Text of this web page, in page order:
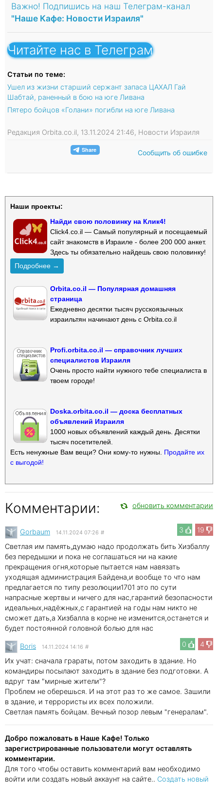
Важно! Подпишись на наш Телеграм-канал
"Наше Кафе: Новости Израиля"
Читайте нас в Телеграм
Статьи по теме:
Ушел из жизни старший сержант запаса ЦАХАЛ Гай
Шабтай, раненный в бою на юге Ливана
Пятеро бойцов «Голани» погибли на юге Ливана
Редакция Orbita.co.il, 13.11.2024 21:46, Новости Израиля
Сообщить об ошибке
Наши проекты:
Найди свою половинку на Клик4!
Click4.co.il — Самый популярный и посещаемый
сайт знакомств в Израиле - более 200 000 анкет.
Здесь ты обязательно найдешь свою половинку!
Подробнее →
Orbita.co.il — Популярная домашняя
страница
Ежедневно десятки тысяч русскоязычных
израильтян начинают день с Orbita.co.il
Profi.orbita.co.il — справочник лучших
специалистов Израиля
Очень просто найти нужного тебе специалиста в
твоем городе!
Doska.orbita.co.il — доска бесплатных
объявлений Израиля
1000 новых объявлений каждый день. Десятки
тысяч посетителей.
Есть ненужные Вам вещи? Они кому-то нужны. Продайте их
с выгодой!
Комментарии: обновить комментарии
3 19
Gorbaum 14.11.2024 07:26 #
Светлая им память,думаю надо продолжать бить Хизбаллу
без передышки и пока не соглашаться ни на какие
прекращения огня,которые пытается нам навязать
уходящая администрация Байдена,и вообще то что нам
предлагается по типу резолюции1701 это по сути
напрасные жертвы и ничего для нас,гарантий безопасности
идеальных,надёжных,с гарантией на годы нам никто не
сможет дать,а Хизбалла в корне не изменится,останется и
будет постоянной головной болью для нас
0
4
Boris 14.11.2024 14:16 #
Их учат: сначала грараты, потом заходить в здание. Но
командиры посылают заходить в здание без подготовки. А
вдруг там "мирные жители"?
Проблем не оберешься. И на этот раз то же самое. Зашили
в здание, и террористы их всех положили.
Светлая память бойцам. Вечный позор левым "генералам".
Добро пожаловать в Наше Кафе! Только
зарегистрированные пользователи могут оставлять
комментарии.
Для того чтобы оставить комментарий вам необходимо
войти или создать новый аккаунт на сайте.. Создать новый